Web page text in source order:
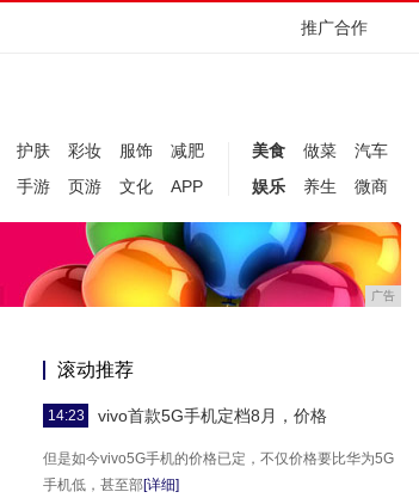
推广合作
护肤 彩妆 服饰
减肥
手游 页游 文化 APP
美食 做菜
汽车
娱乐
养生 微商
广告
滚动推荐
14:23 vivo首款5G手机定档8月，价格
但是如今vivo5G手机的价格已定，不仅价格要比华为5G
手机低，甚至部[详细]